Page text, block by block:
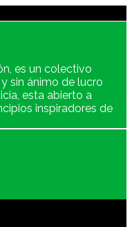
es un colectivo
sin ánimo de lucro
esta abierto a
inspiradores de